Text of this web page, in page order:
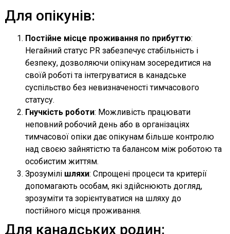
Для опікунів:
Постійне місце проживання по прибуттю:
Негайний статус PR забезпечує стабільність і
безпеку, дозволяючи опікунам зосередитися на
своїй роботі та інтегруватися в канадське
суспільство без невизначеності тимчасового
статусу.
Гнучкість роботи: Можливість працювати
неповний робочий день або в організаціях
тимчасової опіки дає опікунам більше контролю
над своєю зайнятістю та балансом між роботою та
особистим життям.
Зрозумілі шляхи: Спрощені процеси та критерії
допомагають особам, які здійснюють догляд,
зрозуміти та зорієнтуватися на шляху до
постійного місця проживання.
Для канадських родин: